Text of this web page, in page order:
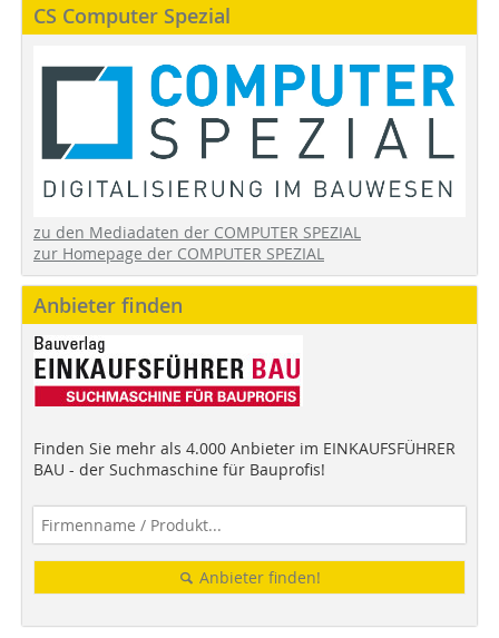
CS Computer Spezial
zu den Mediadaten der COMPUTER SPEZIAL
zur Homepage der COMPUTER SPEZIAL
Anbieter finden
Finden Sie mehr als 4.000 Anbieter im EINKAUFSFÜHRER
BAU - der Suchmaschine für Bauprofis!
Anbieter finden!